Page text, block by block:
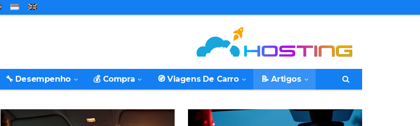
🔧 Desempenho 💰 Compra 🧭 Viagens De Carro 📝 Artigos